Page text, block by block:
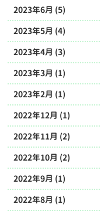
2023年6月 (5)
2023年5月 (4)
2023年4月 (3)
2023年3月 (1)
2023年2月 (1)
2022年12月 (1)
2022年11月 (2)
2022年10月 (2)
2022年9月 (1)
2022年8月 (1)